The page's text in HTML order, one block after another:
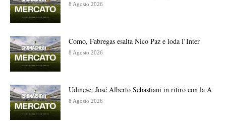
8 Agosto 2026
Como, Fabregas esalta Nico Paz e loda l’Inter
8 Agosto 2026
Udinese: José Alberto Sebastiani in ritiro con la A
8 Agosto 2026